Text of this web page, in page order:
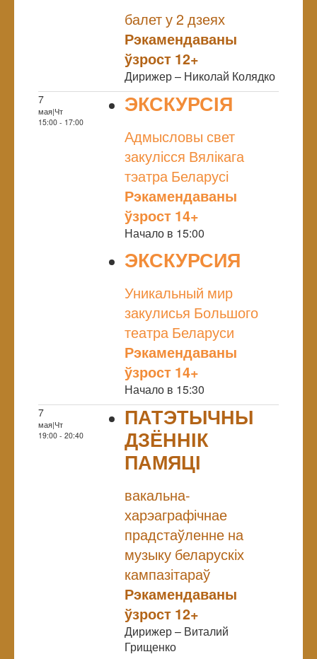
балет у 2 дзеях
Рэкамендаваны
ўзрост 12+
Дирижер – Николай Колядко
7
мая|Чт
15:00 - 17:00
ЭКСКУРСІЯ
Адмысловы свет
закулісся Вялікага
тэатра Беларусі
Рэкамендаваны
ўзрост 14+
Начало в 15:00
ЭКСКУРСИЯ
Уникальный мир
закулисья Большого
театра Беларуси
Рэкамендаваны
ўзрост 14+
Начало в 15:30
7
мая|Чт
19:00 - 20:40
ПАТЭТЫЧНЫ
ДЗЁННІК
ПАМЯЦІ
вакальна-
харэаграфічнае
прадстаўленне на
музыку беларускіх
кампазітараў
Рэкамендаваны
ўзрост 12+
Дирижер – Виталий
Грищенко